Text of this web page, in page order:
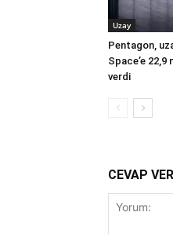
Uzay
Pentagon,
Space’e 22,9
verdi
CEVAP VER